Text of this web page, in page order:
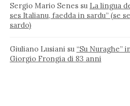
Sergio Mario Senes su La lingua
ses Italianu, faedda in sardu” (se
sardo)
Giuliano Lusiani su “Su Nuraghe”
Giorgio Frongia di 83 anni